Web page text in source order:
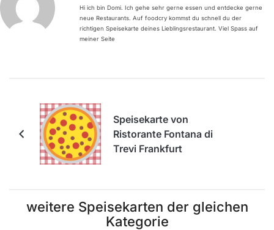
Hi ich bin Domi. Ich gehe sehr gerne essen und entdecke gerne
neue Restaurants. Auf foodcry kommst du schnell du der
richtigen Speisekarte deines Lieblingsrestaurant. Viel Spass auf
meiner Seite
Speisekarte von
Ristorante Fontana di
Trevi Frankfurt
weitere Speisekarten der gleichen
Kategorie